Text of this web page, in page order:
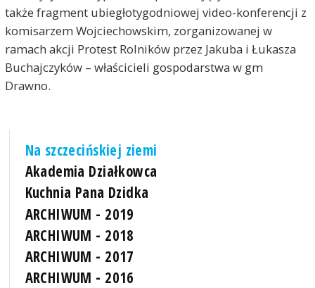
także fragment ubiegłotygodniowej video-konferencji z
komisarzem Wojciechowskim, zorganizowanej w
ramach akcji Protest Rolników przez Jakuba i Łukasza
Buchajczyków – właścicieli gospodarstwa w gm
Drawno.
Na szczecińskiej ziemi
Akademia Działkowca
Kuchnia Pana Dzidka
ARCHIWUM - 2019
ARCHIWUM - 2018
ARCHIWUM - 2017
ARCHIWUM - 2016